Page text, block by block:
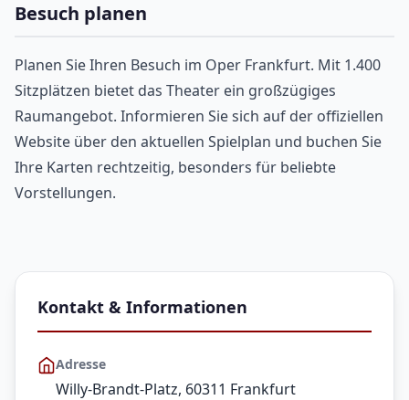
Besuch planen
Planen Sie Ihren Besuch im Oper Frankfurt. Mit 1.400
Sitzplätzen bietet das Theater ein großzügiges
Raumangebot. Informieren Sie sich auf der offiziellen
Website über den aktuellen Spielplan und buchen Sie
Ihre Karten rechtzeitig, besonders für beliebte
Vorstellungen.
Kontakt & Informationen
Adresse
Willy-Brandt-Platz, 60311 Frankfurt